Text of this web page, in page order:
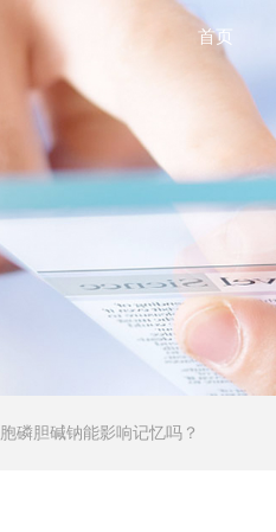
首页
胞磷胆碱钠能影响记忆吗？